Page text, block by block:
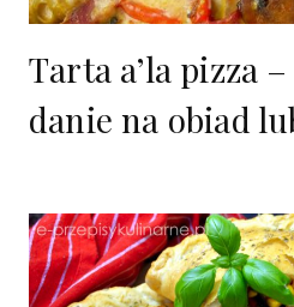
Tarta a’la pizza
danie na obiad